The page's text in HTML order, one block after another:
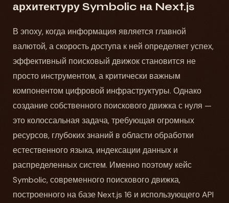
архитектуру Symbolic на Next.js
В эпоху, когда информация является главной
валютой, а скорость доступа к ней определяет успех,
эффективный поисковый движок становится не
просто инструментом, а критически важным
компонентом цифровой инфраструктуры. Однако
создание собственного поискового движка с нуля —
это колоссальная задача, требующая огромных
ресурсов, глубоких знаний в области обработки
естественного языка, индексации данных и
распределенных систем. Именно поэтому кейс
Symbolic, современного поискового движка,
построенного на базе Next.js 16 и использующего API